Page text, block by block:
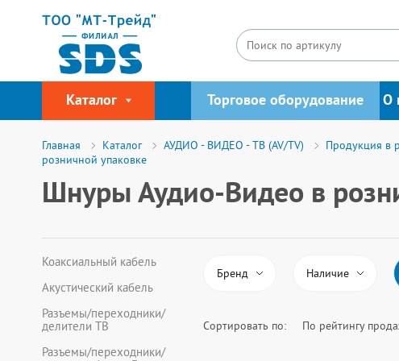
Каталог Торговое оборудование О
Главная Каталог АУДИО - ВИДЕО - ТВ (AV/TV) Продукция в
розничной упаковке
Шнуры Аудио-Видео в
Коаксиальный кабель
Акустический кабель
Разъемы/переходники/
делители ТВ
Разъемы/переходники/
Бренд Наличие
Все
Цвет внешн. оболочки
Сортировать по: По рейтингу